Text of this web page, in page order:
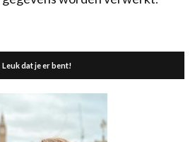
Leuk dat je er bent!